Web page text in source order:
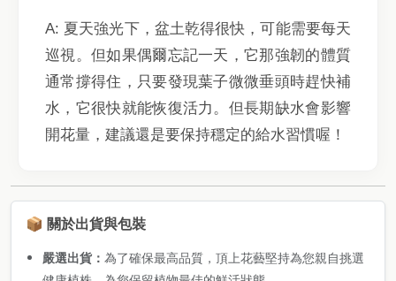
A: 夏天強光下，盆土乾得很快，可能需要每天
巡視。但如果偶爾忘記一天，它那強韌的體質
通常撐得住，只要發現葉子微微垂頭時趕快補
水，它很快就能恢復活力。但長期缺水會影響
開花量，建議還是要保持穩定的給水習慣喔！
📦 關於出貨與包裝
嚴選出貨：為了確保最高品質，頂上花藝堅持為您親自挑選